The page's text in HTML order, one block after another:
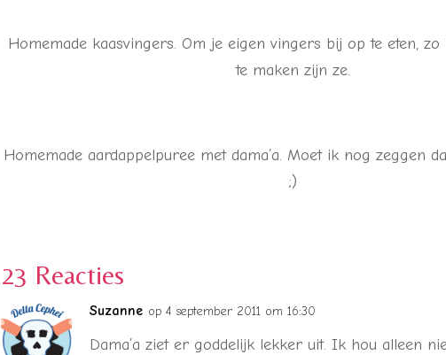
Homemade kaasvingers. Om je eigen vingers bij op te eten,
te maken zijn ze.
Homemade aardappelpuree met dama’a. Moet ik nog zeggen
;)
23 Reacties
Suzanne op 4 september 2011 om 16:30
Dama’a ziet er goddelijk lekker uit. Ik hou alleen